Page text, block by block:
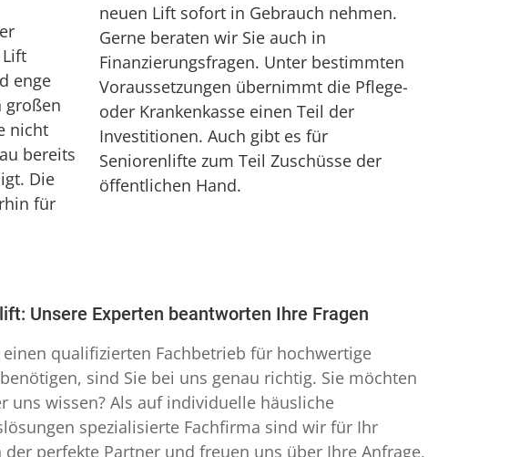
enge
großen
nicht
bereits
Die
für
neuen Lift sofort in Gebrauch nehmen.
Gerne beraten wir Sie auch in
Finanzierungsfragen. Unter bestimmten
Voraussetzungen übernimmt die Pflege-
oder Krankenkasse einen Teil der
Investitionen. Auch gibt es für
Seniorenlifte zum Teil Zuschüsse der
öffentlichen Hand.
Unsere Experten beantworten Ihre Fragen
einen qualifizierten Fachbetrieb für hochwertige
sind Sie bei uns genau richtig. Sie möchten
uns wissen? Als auf individuelle häusliche
spezialisierte Fachfirma sind wir für Ihr
der perfekte Partner und freuen uns über Ihre Anfrage,